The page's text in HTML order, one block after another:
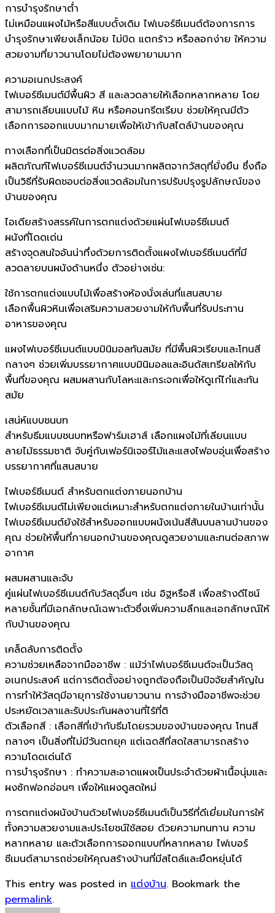
การบำรุงรักษาต่ำ
ไม่เหมือนแผงไม้หรือสีแบบดั้งเดิม ไฟเบอร์ซีเมนต์ต้องการการ
บำรุงรักษาเพียงเล็กน้อย ไม่บิด แตกร้าว หรือลอกง่าย ให้ความ
สวยงามที่ยาวนานโดยไม่ต้องพยายามมาก
ความอเนกประสงค์
ไฟเบอร์ซีเมนต์มีพื้นผิว สี และลวดลายให้เลือกหลากหลาย โดย
สามารถเลียนแบบไม้ หิน หรือคอนกรีตเรียบ ช่วยให้คุณมีตัว
เลือกการออกแบบมากมายเพื่อให้เข้ากับสไตล์บ้านของคุณ
ทางเลือกที่เป็นมิตรต่อสิ่งแวดล้อม
ผลิตภัณฑ์ไฟเบอร์ซีเมนต์จำนวนมากผลิตจากวัสดุที่ยั่งยืน ซึ่งถือ
เป็นวิธีที่รับผิดชอบต่อสิ่งแวดล้อมในการปรับปรุงรูปลักษณ์ของ
บ้านของคุณ
ไอเดียสร้างสรรค์ในการตกแต่งด้วยแผ่นไฟเบอร์ซีเมนต์
ผนังที่โดดเด่น
สร้างจุดสนใจอันน่าทึ่งด้วยการติดตั้งแผงไฟเบอร์ซีเมนต์ที่มี
ลวดลายบนผนังด้านหนึ่ง ตัวอย่างเช่น:
ใช้การตกแต่งแบบไม้เพื่อสร้างห้องนั่งเล่นที่แสนสบาย
เลือกพื้นผิวหินเพื่อเสริมความสวยงามให้กับพื้นที่รับประทาน
อาหารของคุณ
แผงไฟเบอร์ซีเมนต์แบบมินิมอลทันสมัย ที่มีพื้นผิวเรียบและโทนสี
กลางๆ ช่วยเพิ่มบรรยากาศแบบมินิมอลและอินดัสเทรียลให้กับ
พื้นที่ของคุณ ผสมผสานกับโลหะและกระจกเพื่อให้ดูเก๋ไก๋และทัน
สมัย
เสน่ห์แบบชนบท
สำหรับธีมแบบชนบทหรือฟาร์มเฮาส์ เลือกแผงไม้ที่เลียนแบบ
ลายไม้ธรรมชาติ จับคู่กับเฟอร์นิเจอร์ไม้และแสงไฟอบอุ่นเพื่อสร้าง
บรรยากาศที่แสนสบาย
ไฟเบอร์ซีเมนต์ สำหรับตกแต่งภายนอกบ้าน
ไฟเบอร์ซีเมนต์ไม่เพียงแต่เหมาะสำหรับตกแต่งภายในบ้านเท่านั้น
ไฟเบอร์ซีเมนต์ยังใช้สำหรับออกแบบผนังเน้นสีสันบนลานบ้านของ
คุณ ช่วยให้พื้นที่ภายนอกบ้านของคุณดูสวยงามและทนต่อสภาพ
อากาศ
ผสมผสานและจับ
คู่แผ่นไฟเบอร์ซีเมนต์กับวัสดุอื่นๆ เช่น อิฐหรือสี เพื่อสร้างดีไซน์
หลายชั้นที่มีเอกลักษณ์เฉพาะตัวซึ่งเพิ่มความลึกและเอกลักษณ์ให้
กับบ้านของคุณ
เคล็ดลับการติดตั้ง
ความช่วยเหลือจากมืออาชีพ : แม้ว่าไฟเบอร์ซีเมนต์จะเป็นวัสดุ
อเนกประสงค์ แต่การติดตั้งอย่างถูกต้องถือเป็นปัจจัยสำคัญใน
การทำให้วัสดุมีอายุการใช้งานยาวนาน การจ้างมืออาชีพจะช่วย
ประหยัดเวลาและรับประกันผลงานที่ไร้ที่ติ
ตัวเลือกสี : เลือกสีที่เข้ากับธีมโดยรวมของบ้านของคุณ โทนสี
กลางๆ เป็นสิ่งที่ไม่มีวันตกยุค แต่เฉดสีที่สดใสสามารถสร้าง
ความโดดเด่นได้
การบำรุงรักษา : ทำความสะอาดแผงเป็นประจำด้วยผ้าเนื้อนุ่มและ
ผงซักฟอกอ่อนๆ เพื่อให้แผงดูสดใหม่
การตกแต่งผนังบ้านด้วยไฟเบอร์ซีเมนต์เป็นวิธีที่ดีเยี่ยมในการให้
ทั้งความสวยงามและประโยชน์ใช้สอย ด้วยความทนทาน ความ
หลากหลาย และตัวเลือกการออกแบบที่หลากหลาย ไฟเบอร์
ซีเมนต์สามารถช่วยให้คุณสร้างบ้านที่มีสไตล์และยืดหยุ่นได้
This entry was posted in แต่งบ้าน. Bookmark the
permalink.